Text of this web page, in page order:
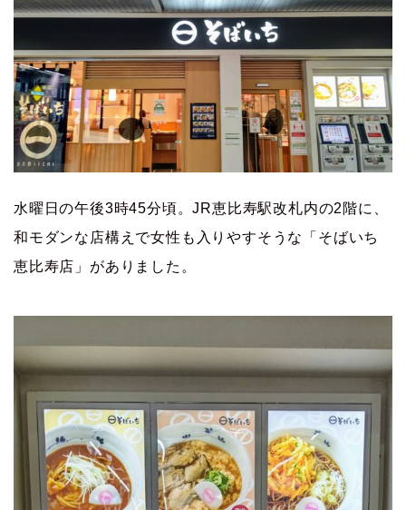
水曜日の午後3時45分頃。JR恵比寿駅改札内の2階に、
和モダンな店構えで女性も入りやすそうな「そばいち
恵比寿店」がありました。